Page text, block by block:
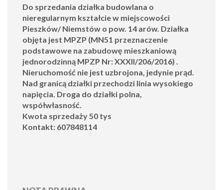
Do sprzedania działka budowlana o
nieregularnym kształcie w miejscowości
Pieszków/ Niemstów o pow. 14 arów. Działka
objęta jest MPZP (MN51 przeznaczenie
podstawowe na zabudowę mieszkaniową
jednorodzinną MPZP Nr: XXXII/206/2016) .
Nieruchomość nie jest uzbrojona, jedynie prąd.
Nad granicą działki przechodzi linia wysokiego
napięcia. Droga do działki polna,
współwłasność.
Kwota sprzedaży 50 tys
Kontakt: 607848114